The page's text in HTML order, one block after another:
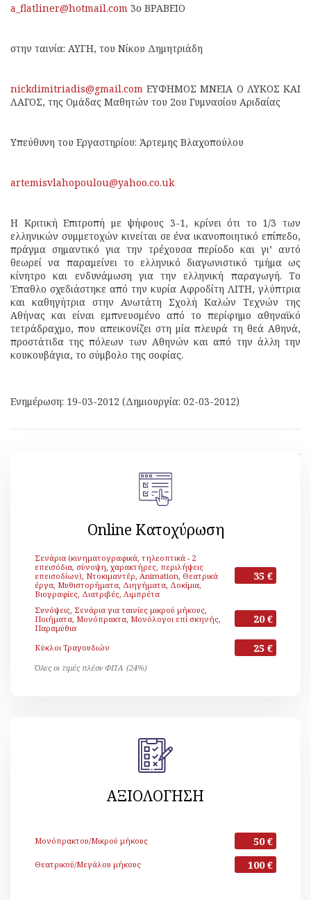
a_flatliner@hotmail.com 3ο ΒΡΑΒΕΙΟ
στην ταινία: ΑΥΓΗ, του Νίκου Δημητριάδη
nickdimitriadis@gmail.com ΕΥΦΗΜΟΣ ΜΝΕΙΑ Ο ΛΥΚΟΣ ΚΑΙ
ΛΑΓΟΣ, της Ομάδας Μαθητών του 2ου Γυμνασίου Αριδαίας
Υπεύθυνη του Εργαστηρίου: Άρτεμης Βλαχοπούλου
artemisvlahopoulou@yahoo.co.uk
Η Κριτική Επιτροπή με ψήφους 3-1, κρίνει ότι το 1/3 των
ελληνικών συμμετοχών κινείται σε ένα ικανοποιητικό επίπεδο,
πράγμα σημαντικό για την τρέχουσα περίοδο και γι’ αυτό
θεωρεί να παραμείνει το ελληνικό διαγωνιστικό τμήμα ως
κίνητρο και ενδυνάμωση για την ελληνική παραγωγή. Το
Έπαθλο σχεδιάστηκε από την κυρία Αφροδίτη ΛΙΤΗ, γλύπτρια
και καθηγήτρια στην Ανωτάτη Σχολή Καλών Τεχνών της
Αθήνας και είναι εμπνευσμένο από το περίφημο αθηναϊκό
τετράδραχμο, που απεικονίζει στη μία πλευρά τη θεά Αθηνά,
προστάτιδα της πόλεων των Αθηνών και από την άλλη την
κουκουβάγια, το σύμβολο της σοφίας.
Ενημέρωση: 19-03-2012 (Δημιουργία: 02-03-2012)
[ Επιστροφή ]
Online Κατοχύρωση
Σενάρια (κινηματογραφικά, τηλεοπτικά - 2
επεισόδια, σύνοψη, χαρακτήρες, περιλήψεις
επεισοδίων), Ντοκιμαντέρ, Animation, Θεατρικά
έργα, Μυθιστορήματα, Διηγήματα, Δοκίμια,
Βιογραφίες, Διατριβές, Λιμπρέτα
35 €
Συνόψεις, Σενάρια για ταινίες μικρού μήκους,
Ποιήματα, Μονόπρακτα, Μονόλογοι επί σκηνής,
Παραμύθια
20 €
Κύκλοι Τραγουδιών 25 €
Όλες οι τιμές πλέον ΦΠΑ (24%)
ΑΞΙΟΛΟΓΗΣΗ
Μονόπρακτου/Μικρού μήκους 50 €
Θεατρικού/Μεγάλου μήκους 100 €